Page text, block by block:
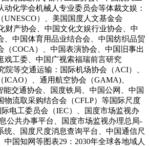
动化学会机械人专业委员会等体裁文娱：
UNESCO）、美国国度人文基金会
财产协会、中国文化文娱行业协会、中
、中国体育用品业结合会、中国纺织品贸
（COCA）、中国表演协会、中国旧事出
戏工委、中国广视索福瑞前言研究
院等交通运输：国际机场协会（ACI）、
ICAO）、通用航空协会（GAMA)、
能交通协会、国度铁局、中国公网、中国
物流取采购结合会（CFLP）等国际尺度
电工委员会（IEC）、国度市场监视办
公共办事平台、国度市场监视办理总局-
统、国度尺度消息查询平台、中国通信尺
中国知网等图表29：2030年全球各地域人